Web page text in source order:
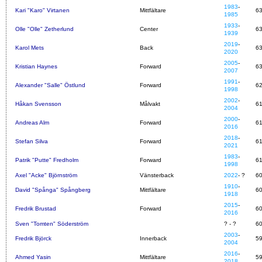
Kari "Karo" Virtanen Mittfältare
1983-
1985
63
Olle "Olle" Zetherlund Center
1933-
1939
63
Karol Mets Back
2019-
2020
63
Kristian Haynes Forward
2005-
2007
63
Alexander "Salle" Östlund Forward
1991-
1998
62
Håkan Svensson Målvakt
2002-
2004
61
Andreas Alm Forward
2000-
2016
61
Stefan Silva Forward
2018-
2021
61
Patrik "Putte" Fredholm Forward
1983-
1998
61
Axel "Acke" Björnström Vänsterback 2022- ? 60
David "Spånga" Spångberg Mittfältare
1910-
1918
60
Fredrik Brustad Forward
2015-
2016
60
Sven "Tomten" Söderström ? - ? 60
Fredrik Björck Innerback
2003-
2004
59
Ahmed Yasin Mittfältare
2016-
59